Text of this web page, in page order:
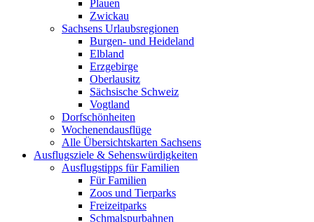
Plauen
Zwickau
Sachsens Urlaubsregionen
Burgen- und Heideland
Elbland
Erzgebirge
Oberlausitz
Sächsische Schweiz
Vogtland
Dorfschönheiten
Wochenendausflüge
Alle Übersichtskarten Sachsens
Ausflugsziele & Sehenswürdigkeiten
Ausflugstipps für Familien
Für Familien
Zoos und Tierparks
Freizeitparks
Schmalspurbahnen